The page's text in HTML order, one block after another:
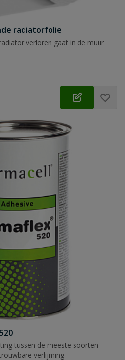
radiatorfolie
verloren gaat in de muur
tussen de meeste soorten
verlijming